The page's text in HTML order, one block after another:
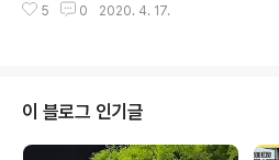
블로그의 돌째고민편은 네이버 메인에 오르면서
시인은 작은시집을 전자책으로 판다”전자책 전
idibooks.com 책 소개 “가수가 싱글음반을 음
다면, 시인은 작은시집을 전자책으로 판다” 전자
판사 에서 새롭게 기획하는 '작은시집' 시리즈.
5 0 2020. 4. 17.
이 블로그 인기글